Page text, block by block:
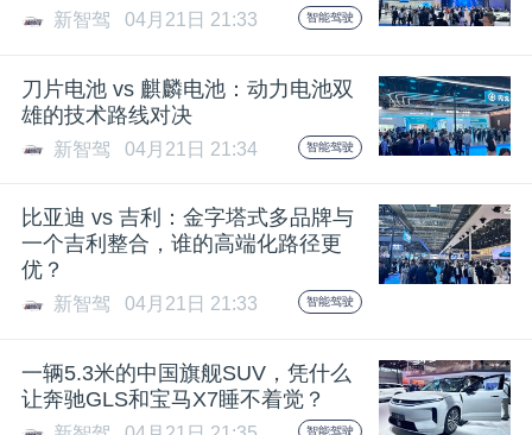
爱
搞
机
新智驾 04月21日 21:33 智能驾驶
刀片电池 vs 麒麟电池：动力电池双
雄的技术路线对决
新智驾 04月21日 21:34 智能驾驶
比亚迪 vs 吉利：金字塔式多品牌与
一个吉利整合，谁的高端化路径更
优？
新智驾 04月21日 21:33 智能驾驶
一辆5.3米的中国旗舰SUV，凭什么
让奔驰GLS和宝马X7睡不着觉？
智能驾驶